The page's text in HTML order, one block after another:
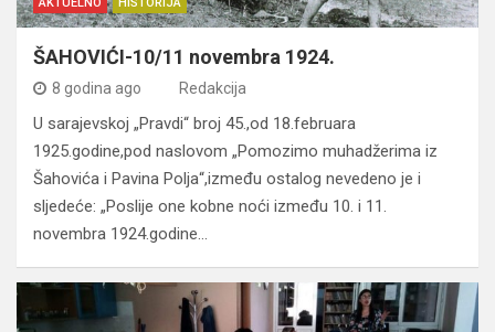
ŠAHOVIĆI-10/11 novembra 1924.
8 godina ago Redakcija
U sarajevskoj „Pravdi“ broj 45.,od 18.februara
1925.godine,pod naslovom „Pomozimo muhadžerima iz
Šahovića i Pavina Polja“,između ostalog nevedeno je i
sljedeće: „Poslije one kobne noći između 10. i 11.
novembra 1924.godine…